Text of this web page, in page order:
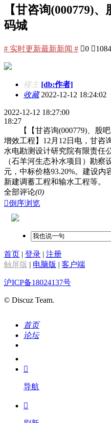
【甘咨询(000779)
码城
# 实时更新最新新闻 # 0 1084
楼主 [db:作者]
收藏2022-12-12 18:24:02
2022-12-12 18:27:00
18:27
【【甘咨询(000779)、股吧
增效工程】12月12日电，甘咨
水电勘测设计研究院有限责任
（石羊河生态补水项目）勘察
元，中标价格93.20%。建设内
新建调蓄工程和输水工程等。
全部评论(0)
倒序浏览
首页 | 登录 | 注册
触屏版 | 电脑版 | 客户端
沪ICP备18024137号
© Discuz Team.
首页
论坛
我的

导航
